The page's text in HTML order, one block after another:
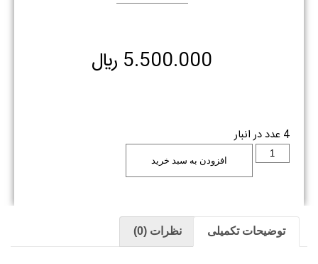
5.500.000 ﷼
4 عدد در انبار
افزودن به سبد خرید
توضیحات تکمیلی نظرات (0)